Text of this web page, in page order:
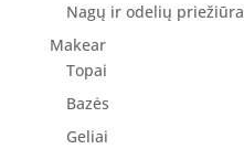
Nagų ir odelių priežiūra
Makear
Topai
Bazės
Geliai